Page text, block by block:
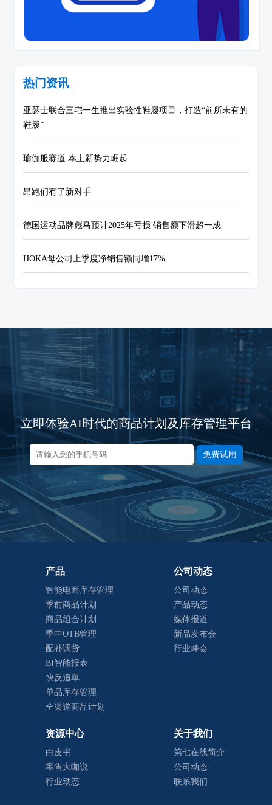
热门资讯
亚瑟士联合三宅一生推出实验性鞋履项目，打造“前所未有的
鞋履”
瑜伽服赛道 本土新势力崛起
昂跑们有了新对手
德国运动品牌彪马预计2025年亏损 销售额下滑超一成
HOKA母公司上季度净销售额同增17%
立即体验AI时代的商品计划及库存管理平台
免费试用
产品
智能电商库存管理
季前商品计划
商品组合计划
季中OTB管理
配补调货
BI智能报表
快反追单
单品库存管理
全渠道商品计划
公司动态
公司动态
产品动态
媒体报道
新品发布会
行业峰会
资源中心
白皮书
零售大咖说
行业动态
关于我们
第七在线简介
公司动态
联系我们